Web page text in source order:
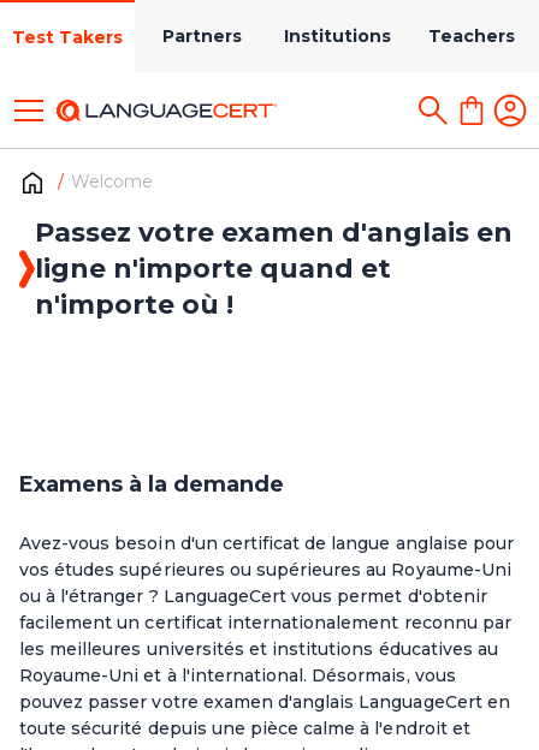
Test Takers Partners Institutions Teachers
Welcome
Passez votre examen d'anglais en
ligne n'importe quand et
n'importe où !
Examens à la demande
Avez-vous besoin d'un certificat de langue anglaise pour
vos études supérieures ou supérieures au Royaume-Uni
ou à l'étranger ? LanguageCert vous permet d'obtenir
facilement un certificat internationalement reconnu par
les meilleures universités et institutions éducatives au
Royaume-Uni et à l'international. Désormais, vous
pouvez passer votre examen d'anglais LanguageCert en
toute sécurité depuis une pièce calme à l'endroit et